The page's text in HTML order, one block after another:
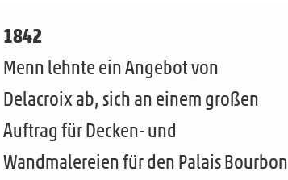
1842
Menn lehnte ein Angebot von
Delacroix ab, sich an einem großen
Auftrag für Decken- und
Wandmalereien für den Palais Bourbon